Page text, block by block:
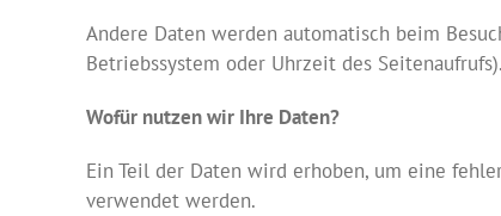
Andere Daten werden automatisch beim
Betriebssystem oder Uhrzeit des
Wofür nutzen wir Ihre Daten?
Ein Teil der Daten wird erhoben, um eine
verwendet werden.